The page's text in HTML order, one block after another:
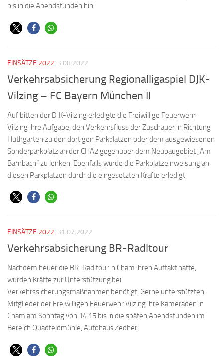
bis in die Abendstunden hin.
EINSÄTZE 2022 3.08.2022
Verkehrsabsicherung Regionalligaspiel DJK-
Vilzing – FC Bayern München II
Auf bitten der DJK-Vilzing erledigte die Freiwillige Feuerwehr
Vilzing ihre Aufgabe, den Verkehrsfluss der Zuschauer in Richtung
Huthgarten zu den dortigen Parkplätzen oder dem ausgewiesenen
Sonderparkplatz an der CHA2 gegenüber dem Neubaugebiet „Am
Bärnbach“ zu lenken. Ebenfalls wurde die Parkplatzeinweisung an
diesen Parkplätzen durch die eingesetzten Kräfte erledigt.
EINSÄTZE 2022 31.07.2022
Verkehrsabsicherung BR-Radltour
Nachdem heuer die BR-Radltour in Cham ihren Auftakt hatte,
wurden Kräfte zur Unterstützung bei
Verkehrssicherungsmaßnahmen benötigt. Gerne unterstützten
Mitglieder der Freiwilligen Feuerwehr Vilzing ihre Kameraden in
Cham am Sonntag von 14.15 bis in die späten Abendstunden im
Bereich Quadfeldmühle, Autohaus Zedher.